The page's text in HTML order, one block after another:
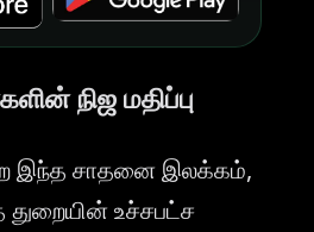
நிஜ மதிப்பு
இந்த சாதனை இலக்கம்,
உச்சபட்ச